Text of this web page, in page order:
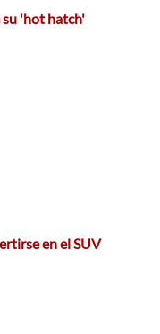
'hot hatch'
en el SUV